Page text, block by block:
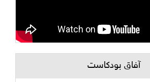
آفاق بودكاست